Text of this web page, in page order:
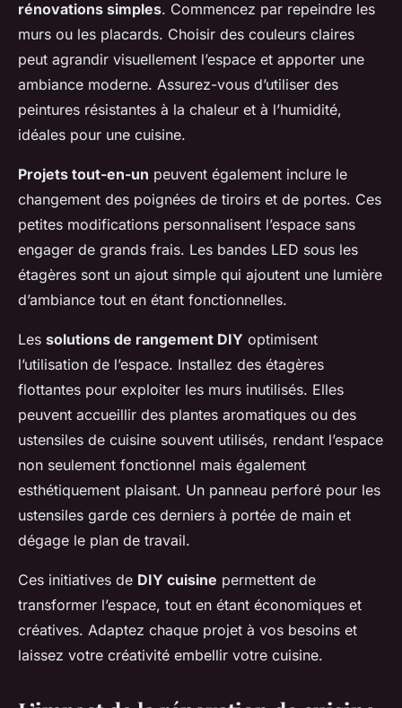
rénovations simples. Commencez par repeindre les
murs ou les placards. Choisir des couleurs claires
peut agrandir visuellement l’espace et apporter une
ambiance moderne. Assurez-vous d’utiliser des
peintures résistantes à la chaleur et à l’humidité,
idéales pour une cuisine.
Projets tout-en-un peuvent également inclure le
changement des poignées de tiroirs et de portes. Ces
petites modifications personnalisent l’espace sans
engager de grands frais. Les bandes LED sous les
étagères sont un ajout simple qui ajoutent une lumière
d’ambiance tout en étant fonctionnelles.
Les solutions de rangement DIY optimisent
l’utilisation de l’espace. Installez des étagères
flottantes pour exploiter les murs inutilisés. Elles
peuvent accueillir des plantes aromatiques ou des
ustensiles de cuisine souvent utilisés, rendant l’espace
non seulement fonctionnel mais également
esthétiquement plaisant. Un panneau perforé pour les
ustensiles garde ces derniers à portée de main et
dégage le plan de travail.
Ces initiatives de DIY cuisine permettent de
transformer l’espace, tout en étant économiques et
créatives. Adaptez chaque projet à vos besoins et
laissez votre créativité embellir votre cuisine.